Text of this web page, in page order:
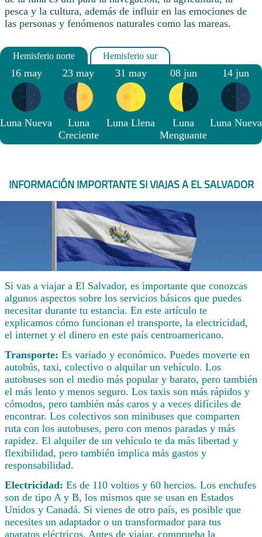
pesca y la cultura, además de influir en las emociones de
las personas y fenómenos naturales como las mareas.
16 may
Luna Nueva
23 may
Luna
Creciente
31 may
Luna Llena
08 jun
Luna
Menguante
14 jun
Luna Nueva
INFORMACIÓN IMPORTANTE SI VIAJAS A EL SALVADOR
Si vas a viajar a El Salvador, es importante que conozcas
algunos aspectos sobre los servicios básicos que puedes
necesitar durante tu estancia. En este artículo te
explicamos cómo funcionan el transporte, la electricidad,
el internet y el dinero en este país centroamericano.
Transporte: Es variado y económico. Puedes moverte en
autobús, taxi, colectivo o alquilar un vehículo. Los
autobuses son el medio más popular y barato, pero también
el más lento y menos seguro. Los taxis son más rápidos y
cómodos, pero también más caros y a veces difíciles de
encontrar. Los colectivos son minibuses que comparten
ruta con los autobuses, pero con menos paradas y más
rapidez. El alquiler de un vehículo te da más libertad y
flexibilidad, pero también implica más gastos y
responsabilidad.
Electricidad: Es de 110 voltios y 60 hercios. Los enchufes
son de tipo A y B, los mismos que se usan en Estados
Unidos y Canadá. Si vienes de otro país, es posible que
necesites un adaptador o un transformador para tus
aparatos eléctricos. Antes de viajar, comprueba la